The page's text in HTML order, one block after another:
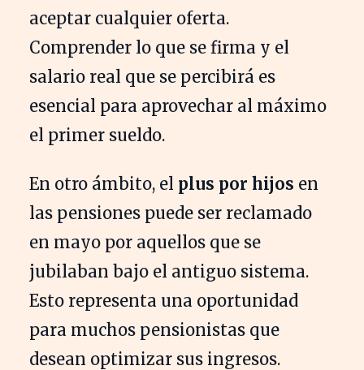
aceptar cualquier oferta.
Comprender lo que se firma y el
salario real que se percibirá es
esencial para aprovechar al máximo
el primer sueldo.
En otro ámbito, el plus por hijos en
las pensiones puede ser reclamado
en mayo por aquellos que se
jubilaban bajo el antiguo sistema.
Esto representa una oportunidad
para muchos pensionistas que
desean optimizar sus ingresos.